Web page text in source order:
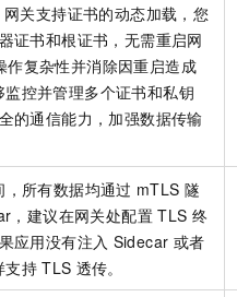
网关支持证书的动态加载，您
证书和根证书，无需重启网
作复杂性并消除因重启造成
监控并管理多个证书和私钥
的通信能力，加强数据传输
，所有数据均通过 mTLS 隧
，建议在网关处配置 TLS 终
应用没有注入 Sidecar 或者
支持 TLS 透传。